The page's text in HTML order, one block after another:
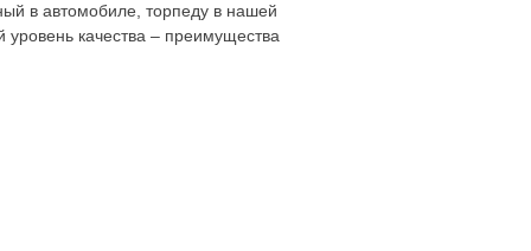
в автомобиле, торпеду в нашей
качества – преимущества